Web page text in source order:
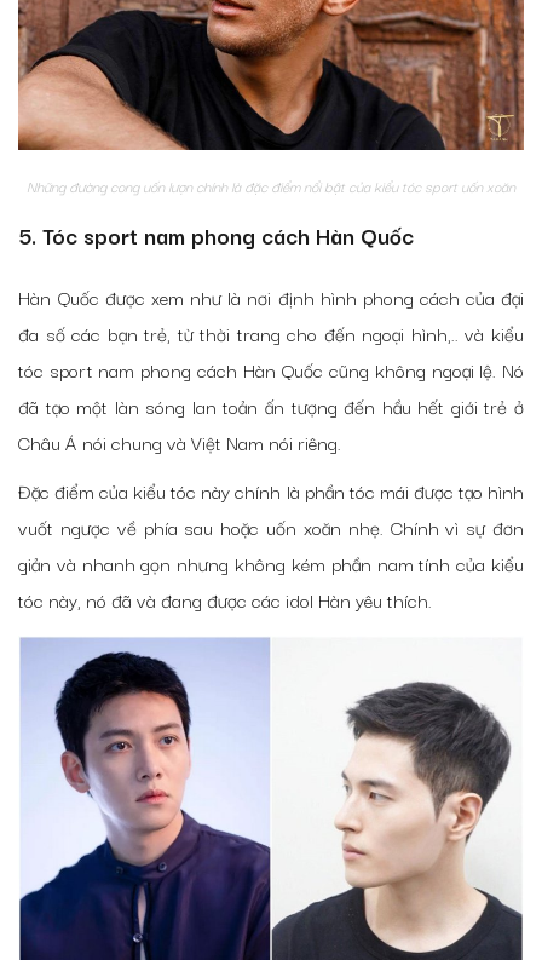
Những đường cong uốn lượn chính là đặc điểm nổi bật của kiểu tóc sport uốn xoăn
5. Tóc sport nam phong cách Hàn Quốc
Hàn Quốc được xem như là nơi định hình phong cách của đại
đa số các bạn trẻ, từ thời trang cho đến ngoại hình,.. và kiểu
tóc sport nam phong cách Hàn Quốc cũng không ngoại lệ. Nó
đã tạo một làn sóng lan toản ấn tượng đến hầu hết giới trẻ ở
Châu Á nói chung và Việt Nam nói riêng.
Đặc điểm của kiểu tóc này chính là phần tóc mái được tạo hình
vuốt ngược về phía sau hoặc uốn xoăn nhẹ. Chính vì sự đơn
giản và nhanh gọn nhưng không kém phần nam tính của kiểu
tóc này, nó đã và đang được các idol Hàn yêu thích.